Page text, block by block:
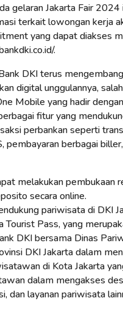
gelaran Jakarta Fair 2024
terkait lowongan kerja
yang dapat diakses
.
DKI terus
digital unggulannya,
Mobile yang hadir
fitur yang
perbankan seperti
pembayaran berbagai
melakukan pembukaan
secara online.
pariwisata di DKI
Tourist Pass, yang
DKI bersama Dinas
DKI Jakarta dalam
di Kota Jakarta
dalam mengakses
dan layanan pariwisata